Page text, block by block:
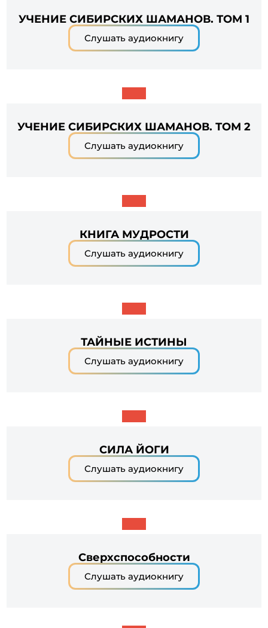
УЧЕНИЕ СИБИРСКИХ ШАМАНОВ. ТОМ 1
Слушать аудиокнигу
УЧЕНИЕ СИБИРСКИХ ШАМАНОВ. ТОМ 2
Слушать аудиокнигу
КНИГА МУДРОСТИ
Слушать аудиокнигу
ТАЙНЫЕ ИСТИНЫ
Слушать аудиокнигу
СИЛА ЙОГИ
Слушать аудиокнигу
Сверхспособности
Слушать аудиокнигу